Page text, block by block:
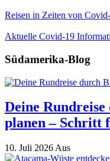
Reisen in Zeiten von
Aktuelle Covid-19
Südamerika-Blog
Deine
planen – Schritt
10. Juli 2026 Aus